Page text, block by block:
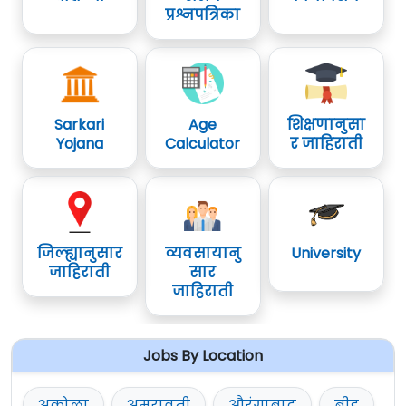
प्रश्नपत्रिका
Sarkari
Yojana
Age
Calculator
शिक्षणानुसा
र जाहिराती
जिल्ह्यानुसार
जाहिराती
व्यवसायानु
सार
जाहिराती
University
Jobs By Location